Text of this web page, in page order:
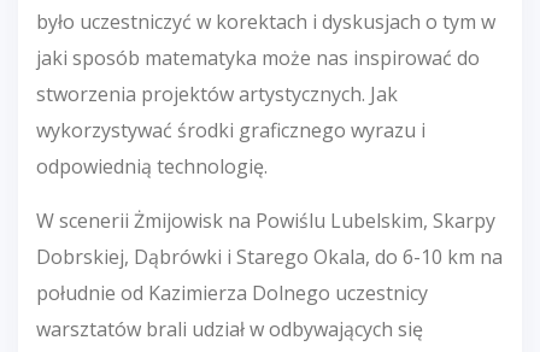
było uczestniczyć w korektach i dyskusjach o tym w
jaki sposób matematyka może nas inspirować do
stworzenia projektów artystycznych. Jak
wykorzystywać środki graficznego wyrazu i
odpowiednią technologię.
W scenerii Żmijowisk na Powiślu Lubelskim, Skarpy
Dobrskiej, Dąbrówki i Starego Okala, do 6-10 km na
południe od Kazimierza Dolnego uczestnicy
warsztatów brali udział w odbywających się